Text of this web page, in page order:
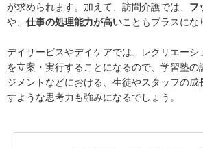
が求められます。加えて、訪問介護では、 フ
や、 仕事の処理能力が高いこともプラスにな
デイサービスやデイケアでは、レクリエーシ
を立案・実行することになるので、学習塾の
ジメントなどにおける、生徒やスタッフの成
すような思考力も強みになるでしょう。